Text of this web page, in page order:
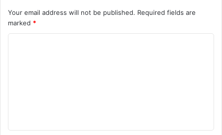
Your email address will not be published. Required fields are
marked *
t